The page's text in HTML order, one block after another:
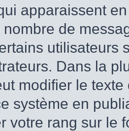
apparaissent
de
utilisateurs
Dans la
modifier le
système en
votre rang sur le